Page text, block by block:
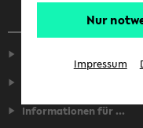
Informationen für ...
Nur
Impressum